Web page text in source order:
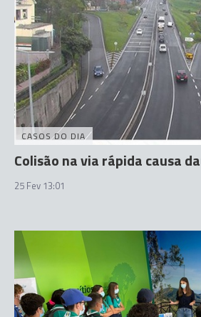
CASOS DO DIA
Colisão na via rápida causa
25 Fev 13:01